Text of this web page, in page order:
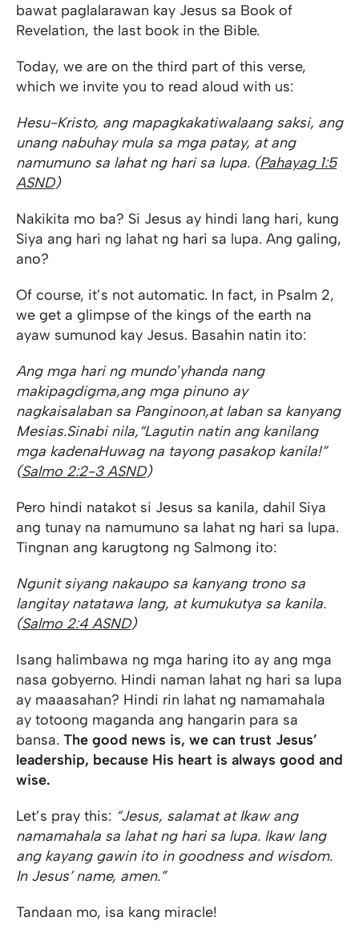
bawat paglalarawan kay Jesus sa Book of
Revelation, the last book in the Bible.
Today, we are on the third part of this verse,
which we invite you to read aloud with us:
Hesu-Kristo, ang mapagkakatiwalaang saksi, ang
unang nabuhay mula sa mga patay, at ang
namumuno sa lahat ng hari sa lupa. (Pahayag 1:5
ASND)
Nakikita mo ba? Si Jesus ay hindi lang hari, kung
Siya ang hari ng lahat ng hari sa lupa. Ang galing,
ano?
Of course, it’s not automatic. In fact, in Psalm 2,
we get a glimpse of the kings of the earth na
ayaw sumunod kay Jesus. Basahin natin ito:
Ang mga hari ng mundoʼyhanda nang
makipagdigma,ang mga pinuno ay
nagkaisalaban sa Panginoon,at laban sa kanyang
Mesias.Sinabi nila,“Lagutin natin ang kanilang
mga kadenaHuwag na tayong pasakop kanila!”
(Salmo 2:2-3 ASND)
Pero hindi natakot si Jesus sa kanila, dahil Siya
ang tunay na namumuno sa lahat ng hari sa lupa.
Tingnan ang karugtong ng Salmong ito:
Ngunit siyang nakaupo sa kanyang trono sa
langitay natatawa lang, at kumukutya sa kanila.
(Salmo 2:4 ASND)
Isang halimbawa ng mga haring ito ay ang mga
nasa gobyerno. Hindi naman lahat ng hari sa lupa
ay maaasahan? Hindi rin lahat ng namamahala
ay totoong maganda ang hangarin para sa
bansa. The good news is, we can trust Jesus’
leadership, because His heart is always good and
wise.
Let’s pray this: “Jesus, salamat at Ikaw ang
namamahala sa lahat ng hari sa lupa. Ikaw lang
ang kayang gawin ito in goodness and wisdom.
In Jesus’ name, amen.”
Tandaan mo, isa kang miracle!